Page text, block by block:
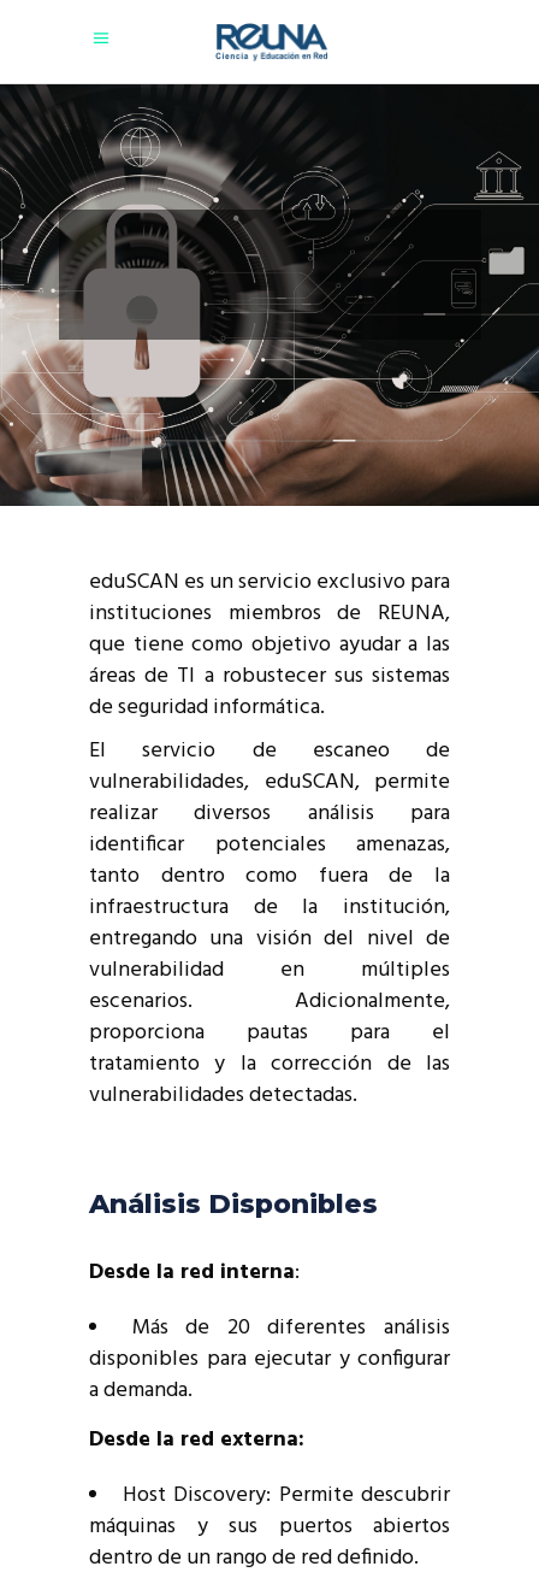
eduSCAN es un servicio exclusivo para
instituciones miembros de REUNA,
que tiene como objetivo ayudar a las
áreas de TI a robustecer sus sistemas
de seguridad informática.
El servicio de escaneo de
vulnerabilidades, eduSCAN, permite
realizar diversos análisis para
identificar potenciales amenazas,
tanto dentro como fuera de la
infraestructura de la institución,
entregando una visión del nivel de
vulnerabilidad en múltiples
escenarios. Adicionalmente,
proporciona pautas para el
tratamiento y la corrección de las
vulnerabilidades detectadas.
Análisis Disponibles
Desde la red interna:
Más de 20 diferentes análisis
disponibles para ejecutar y configurar
a demanda.
Desde la red externa:
Host Discovery: Permite descubrir
máquinas y sus puertos abiertos
dentro de un rango de red definido.